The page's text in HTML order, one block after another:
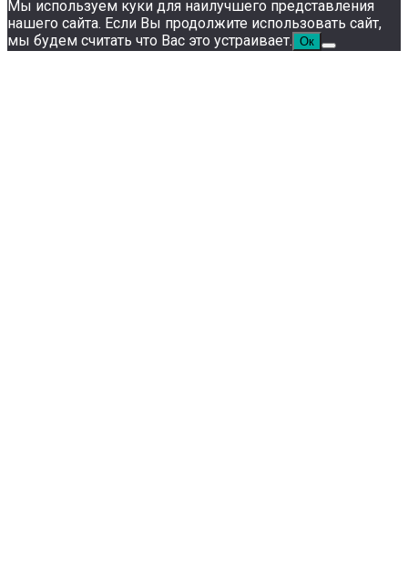
Мы используем куки для наилучшего представления
нашего сайта. Если Вы продолжите использовать сайт,
мы будем считать что Вас это устраивает. Ок